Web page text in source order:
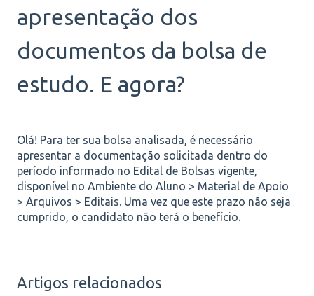
apresentação dos
documentos da bolsa de
estudo. E agora?
Olá! Para ter sua bolsa analisada, é necessário
apresentar a documentação solicitada dentro do
período informado no Edital de Bolsas vigente,
disponível no Ambiente do Aluno > Material de Apoio
> Arquivos > Editais. Uma vez que este prazo não seja
cumprido, o candidato não terá o benefício.
Artigos relacionados